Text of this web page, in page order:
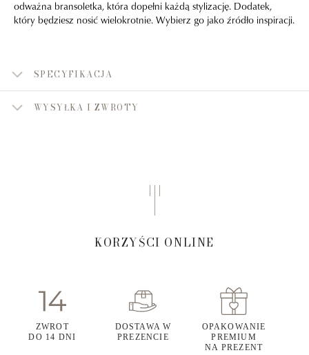
odważna bransoletka, która dopełni każdą stylizację. Dodatek,
który będziesz nosić wielokrotnie. Wybierz go jako źródło inspiracji.
SPECYFIKACJA
WYSYŁKA I ZWROTY
KORZYŚCI ONLINE
ZWROT
DO 14 DNI
DOSTAWA W
PREZENCIE
OPAKOWANIE
PREMIUM
NA PREZENT